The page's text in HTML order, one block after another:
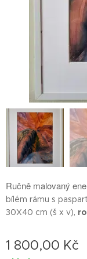
Ručně malovaný
bílém rámu s
30X40 cm (š x v),
1 800,00 Kč